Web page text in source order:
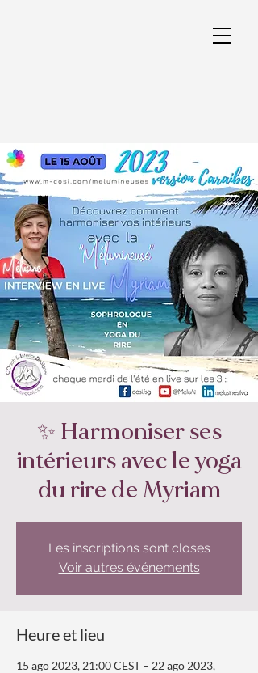
✨ Harmoniser ses
intérieurs avec le yoga
du rire de Myriam
Les inscriptions sont closes
Voir autres événements
Heure et lieu
15 ago 2023, 21:00 CEST – 22 ago 2023,